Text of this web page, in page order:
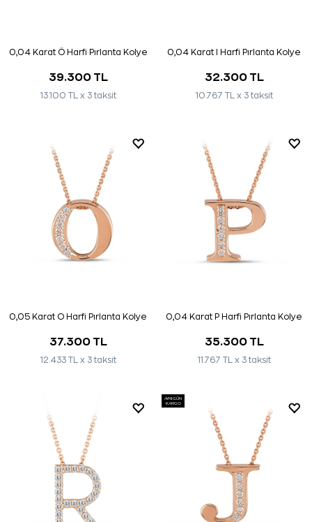
0,04 Karat Ö Harfi Pırlanta Kolye
39.300 TL
13.100 TL x 3 taksit
0,04 Karat I Harfi Pırlanta Kolye
32.300 TL
10.767 TL x 3 taksit
0,05 Karat O Harfi Pırlanta Kolye
37.300 TL
12.433 TL x 3 taksit
0,04 Karat P Harfi Pırlanta Kolye
35.300 TL
11.767 TL x 3 taksit
AYNI GÜN
KARGO